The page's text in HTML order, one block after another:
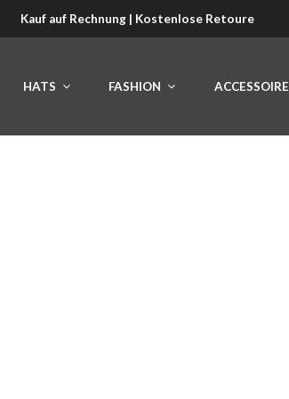
Kauf auf Rechnung | Kostenlose Retoure
HATS FASHION